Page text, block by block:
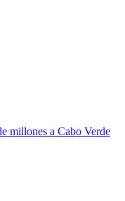
millones a Cabo Verde